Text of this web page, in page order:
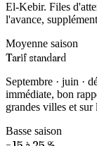
El-Kebir. Files
l'avance,
Moyenne saison
Tarif standard
Septembre · juin ·
immédiate, bon
grandes villes et sur
Basse saison